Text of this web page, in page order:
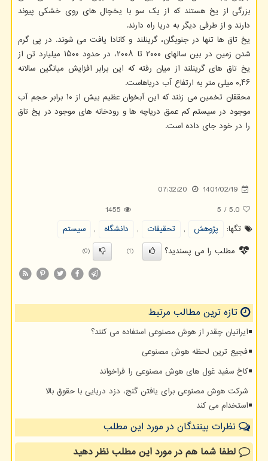
بزرگی از یخ هستند که از یک سو با یخچال های روی خشکی پیوند
دارند و از طرفی دیگر به دریا راه دارند.
یخ تاق ها تنها در جنوبگان، گرینلند و کانادا یافت می شوند. در پی گرم
شدن زمین در بین سالهای ۲۰۰۰ تا ۲۰۰۸، در حدود ۱۵۰۰ میلیارد تن از
یخ تاق های گرینلند از میان رفته که این برابر افزایش میانگین سالانه
۰٫۴۶ میلی متر به ارتفاع آب دریاهاست.
محققان تخمین می زنند که این آبخوان عظیم بیش از ۱۰ برابر حجم آب
موجود در سیستم کم عمق دریاچه ها و رودخانه های موجود در یخ تاق
را در خود جای داده است.
1401/02/19
07:32:20
5.0
/
5
1455
تگها:
پژوهش , تحقیقات , دانشگاه ,
سیستم
مطلب را می پسندید؟
(1)
(0)
تازه ترین مطالب مرتبط
ایرانیان چقدر از هوش مصنوعی استفاده می کنند؟
فجیع ترین لحظه هوش مصنوعی
کاخ سفید غول های هوش مصنوعی را فراخواند
شرکت هوش مصنوعی برای یافتن گنج، دزد دریایی با حقوق بالا
استخدام می کند
نظرات بینندگان در مورد این مطلب
لطفا شما همدر مورد این مطلبنظر دهید